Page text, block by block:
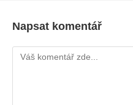
Napsat komentář